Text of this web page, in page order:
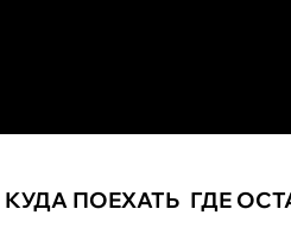
КУДА ПОЕХАТЬ ГДЕ